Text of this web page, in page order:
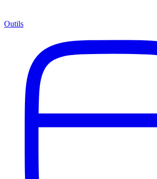
Outils